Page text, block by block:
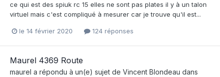
ce qui est des spiuk rc 15 elles ne sont pas plates il y à un talon
virtuel mais c'est compliqué à mesurer car je trouve qu'il est...
le 14 février 2020 124 réponses
Maurel 4369 Route
maurel a répondu à un(e) sujet de Vincent Blondeau dans